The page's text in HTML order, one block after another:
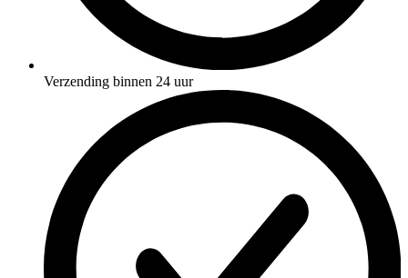
Verzending binnen 24 uur